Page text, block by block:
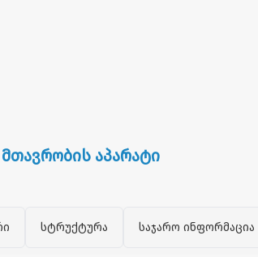
მთავრობის აპარატი
სტრუქტურა საჯარო ინფორმაცია